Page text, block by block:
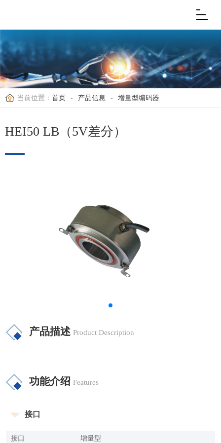
当前位置： 首页 - 产品信息 - 增量型编码器
HEI50 LB（5V差分）
产品描述 Product Description
功能介绍 Features
接口
接口 增量型